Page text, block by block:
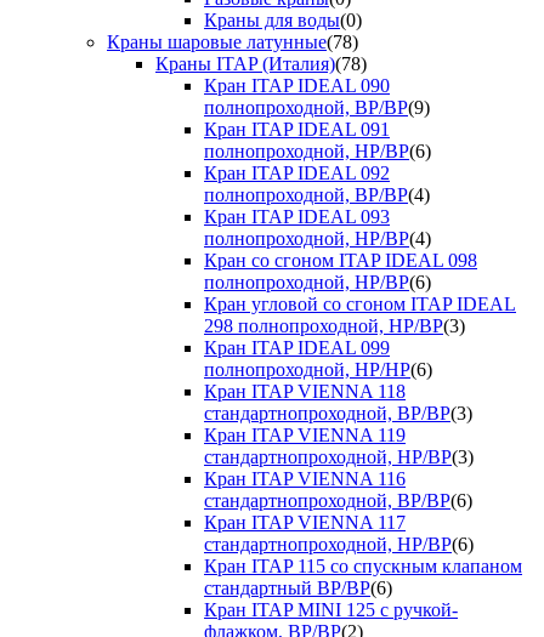
Краны для воды(0)
Краны шаровые латунные(78)
Краны ITAP (Италия)(78)
Кран ITAP IDEAL 090
полнопроходной, ВР/ВР(9)
Кран ITAP IDEAL 091
полнопроходной, НР/ВР(6)
Кран ITAP IDEAL 092
полнопроходной, ВР/ВР(4)
Кран ITAP IDEAL 093
полнопроходной, НР/ВР(4)
Кран со сгоном ITAP IDEAL 098
полнопроходной, НР/ВР(6)
Кран угловой со сгоном ITAP IDEAL
298 полнопроходной, НР/ВР(3)
Кран ITAP IDEAL 099
полнопроходной, НР/НР(6)
Кран ITAP VIENNA 118
стандартнопроходной, ВР/ВР(3)
Кран ITAP VIENNA 119
стандартнопроходной, НР/ВР(3)
Кран ITAP VIENNA 116
стандартнопроходной, ВР/ВР(6)
Кран ITAP VIENNA 117
стандартнопроходной, НР/ВР(6)
Кран ITAP 115 со спускным клапаном
стандартный ВР/ВР(6)
Кран ITAP MINI 125 с ручкой-
флажком, ВР/ВР(2)